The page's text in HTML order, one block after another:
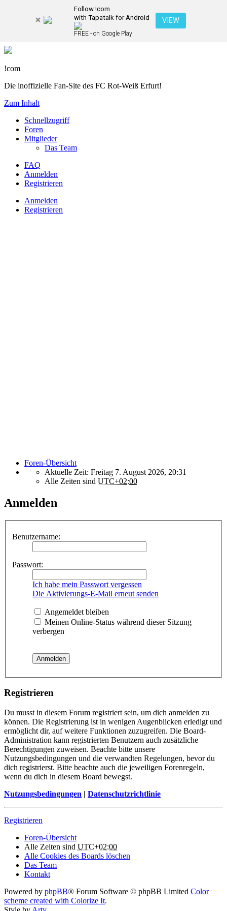
Follow !com
with Tapatalk for Android
FREE - on Google Play
VIEW
!com
Die inoffizielle Fan-Site des FC Rot-Weiß Erfurt!
Zum Inhalt
Schnellzugriff
Foren
Mitglieder
Das Team
FAQ
Anmelden
Registrieren
Anmelden
Registrieren
Foren-Übersicht
Aktuelle Zeit: Freitag 7. August 2026, 20:31
Alle Zeiten sind UTC+02:00
Anmelden
Benutzername:
Passwort:
Ich habe mein Passwort vergessen
Die Aktivierungs-E-Mail erneut senden
Angemeldet bleiben
Meinen Online-Status während dieser Sitzung
verbergen
Registrieren
Du musst in diesem Forum registriert sein, um dich anmelden zu
können. Die Registrierung ist in wenigen Augenblicken erledigt und
ermöglicht dir, auf weitere Funktionen zuzugreifen. Die Board-
Administration kann registrierten Benutzern auch zusätzliche
Berechtigungen zuweisen. Beachte bitte unsere
Nutzungsbedingungen und die verwandten Regelungen, bevor du
dich registrierst. Bitte beachte auch die jeweiligen Forenregeln,
wenn du dich in diesem Board bewegst.
Nutzungsbedingungen | Datenschutzrichtlinie
Registrieren
Foren-Übersicht
Alle Zeiten sind UTC+02:00
Alle Cookies des Boards löschen
Das Team
Kontakt
Powered by phpBB® Forum Software © phpBB Limited Color
scheme created with Colorize It.